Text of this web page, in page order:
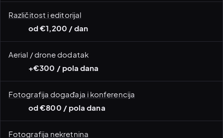
Različitost i editorijal
od €1,200 / dan
Aerial / drone dodatak
+€300 / pola dana
Fotografija događaja i konferencija
od €800 / pola dana
Fotografija nekretnina